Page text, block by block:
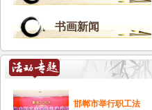
书画新闻
邯郸市举行职工法